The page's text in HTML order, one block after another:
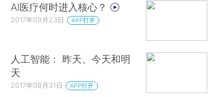
AI医疗何时进入核心？
2017年09月23日 APP打开
人工智能： 昨天、今天和明
天
2017年08月31日 APP打开